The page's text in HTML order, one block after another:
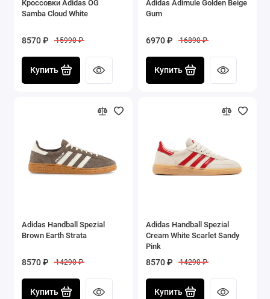
Кроссовки Adidas OG
Samba Cloud White
8570 ₽ 15990 ₽
Купить
Adidas Adimule Golden Beige
Gum
6970 ₽ 16890 ₽
Купить
Adidas Handball Spezial
Brown Earth Strata
8570 ₽ 14290 ₽
Купить
Adidas Handball Spezial
Cream White Scarlet Sandy
Pink
8570 ₽ 14290 ₽
Купить